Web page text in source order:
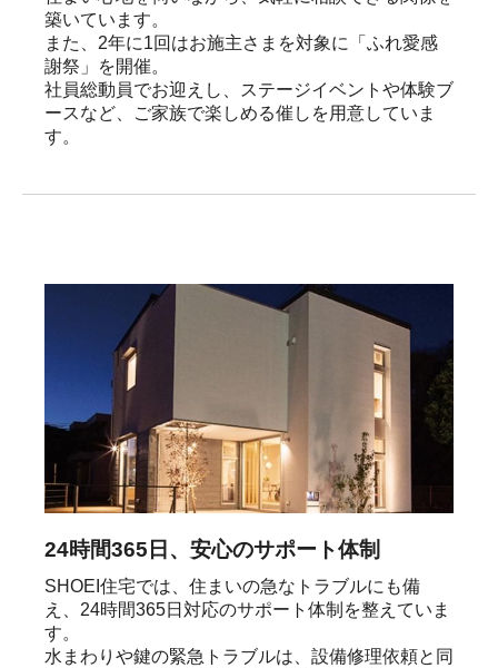
築いています。
また、2年に1回はお施主さまを対象に「ふれ愛感
謝祭」を開催。
社員総動員でお迎えし、ステージイベントや体験ブ
ースなど、ご家族で楽しめる催しを用意していま
す。
24時間365日、安心のサポート体制
SHOEI住宅では、住まいの急なトラブルにも備
え、24時間365日対応のサポート体制を整えていま
す。
水まわりや鍵の緊急トラブルは、設備修理依頼と同